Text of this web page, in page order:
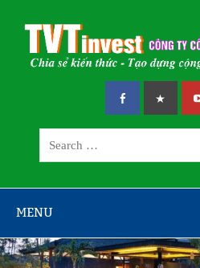
content
Chia sẻ kiến thức – Tạo dựng
MENU